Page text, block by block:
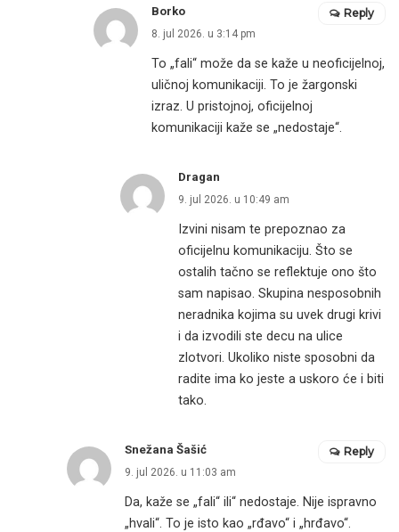
Borko
8. jul 2026. u 3:14 pm
To „fali“ može da se kaže u neoficijelnoj,
uličnoj komunikaciji. To je žargonski
izraz. U pristojnoj, oficijelnoj
komunikaciji kaže se „nedostaje“.
Reply
Dragan
9. jul 2026. u 10:49 am
Izvini nisam te prepoznao za
oficijelnu komunikaciju. Što se
ostalih tačno se reflektuje ono što
sam napisao. Skupina nesposobnih
neradnika kojima su uvek drugi krivi
i da izvodili ste decu na ulice
zlotvori. Ukoliko niste sposobni da
radite ima ko jeste a uskoro će i biti
tako.
Snežana Šašić
9. jul 2026. u 11:03 am
Da, kaže se „fali“ ili“ nedostaje. Nije ispravno
„hvali“. To je isto kao „rđavo“ i „hrđavo“.
Reply